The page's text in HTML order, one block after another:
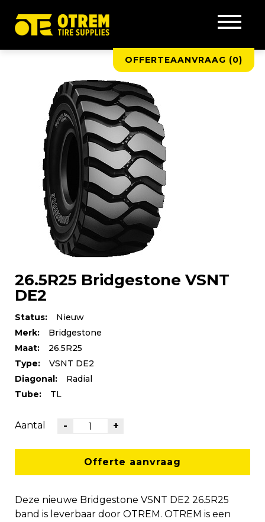
OFFERTEAANVRAAG (0)
26.5R25 Bridgestone VSNT
DE2
Status:
Nieuw
Merk:
Bridgestone
Maat:
26.5R25
Type:
VSNT DE2
Diagonal:
Radial
Tube:
TL
Aantal - +
Offerte aanvraag
Deze nieuwe Bridgestone VSNT DE2 26.5R25
band is leverbaar door OTREM. OTREM is een